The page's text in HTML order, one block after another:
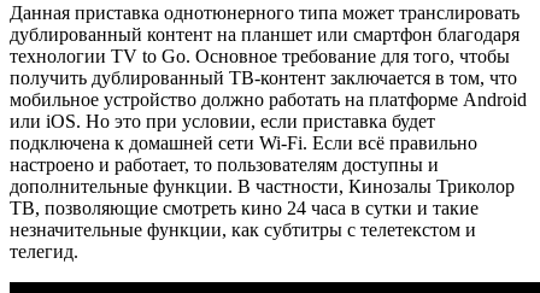
Данная приставка однотюнерного типа может транслировать
дублированный контент на планшет или смартфон благодаря
технологии TV to Go. Основное требование для того, чтобы
получить дублированный ТВ-контент заключается в том, что
мобильное устройство должно работать на платформе Android
или iOS. Но это при условии, если приставка будет
подключена к домашней сети Wi-Fi. Если всё правильно
настроено и работает, то пользователям доступны и
дополнительные функции. В частности, Кинозалы Триколор
ТВ, позволяющие смотреть кино 24 часа в сутки и такие
незначительные функции, как субтитры с телетекстом и
телегид.